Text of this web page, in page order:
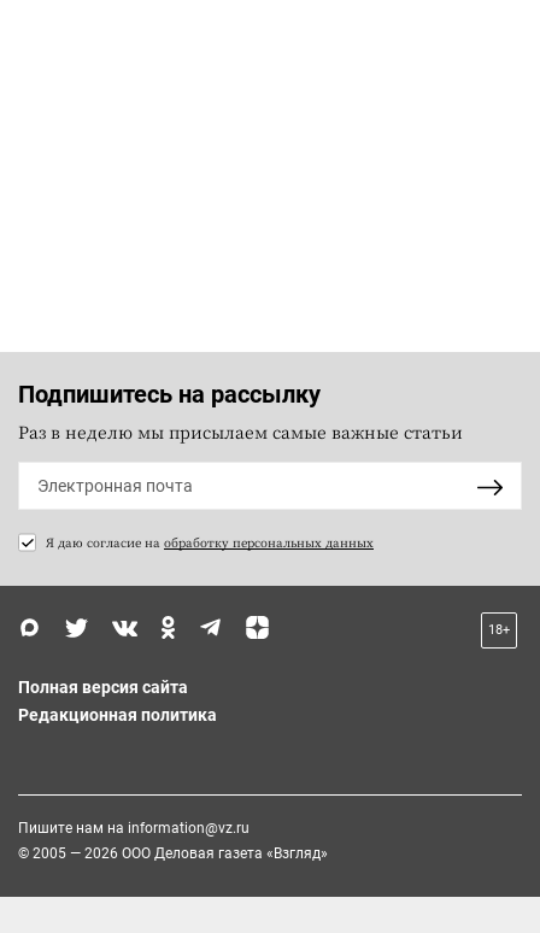
Подпишитесь на рассылку
Раз в неделю мы присылаем самые важные статьи
Я даю согласие на обработку персональных данных
18+
Полная версия сайта
Редакционная политика
Пишите нам на information@vz.ru
© 2005 — 2026 ООО Деловая газета «Взгляд»